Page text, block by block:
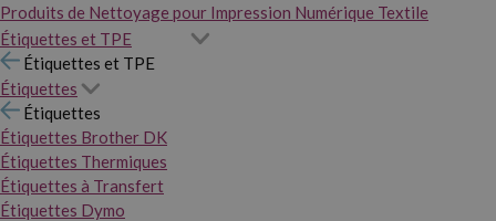
Produits de Nettoyage pour Impression Numérique Textile
Étiquettes et TPE
Étiquettes et TPE
Étiquettes
Étiquettes
Étiquettes Brother DK
Étiquettes Thermiques
Étiquettes à Transfert
Étiquettes Dymo